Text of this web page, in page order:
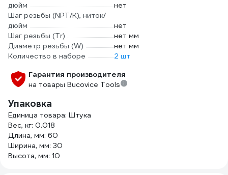
дюйм
нет
Шаг резьбы (NPT/K), ниток/
дюйм
нет
Шаг резьбы (Tr)
нет мм
Диаметр резьбы (W)
нет мм
Количество в наборе
2 шт
Гарантия производителя
на товары Bucovice Tools
Упаковка
Единица товара: Штука
Вес, кг: 0.018
Длина, мм: 60
Ширина, мм: 30
Высота, мм: 10